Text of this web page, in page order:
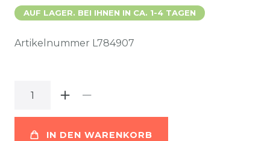
AUF LAGER. BEI IHNEN IN CA. 1-4 TAGEN
Artikelnummer L784907
IN DEN WARENKORB